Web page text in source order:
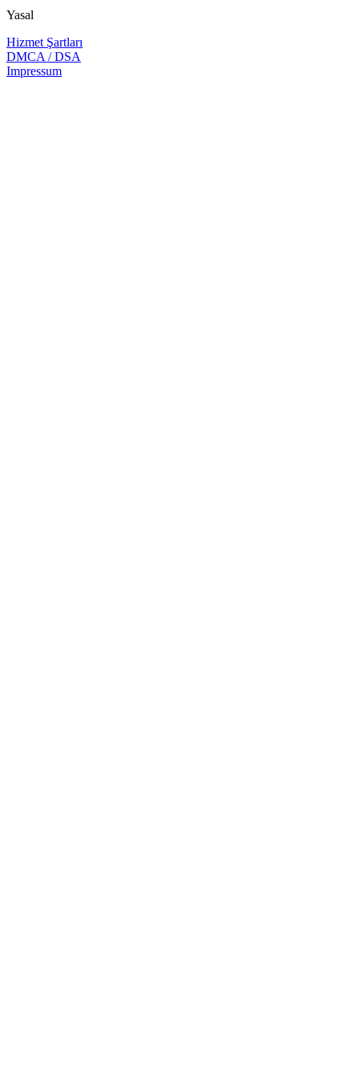
Yasal
Hizmet Şartları
DMCA / DSA
Impressum